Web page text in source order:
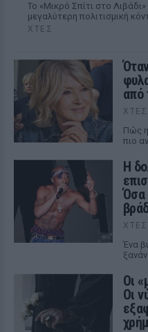
Το «Μικρό Σπίτι στο
μεγαλύτερη πολιτισμική
ΧΤΕΣ
από
ΧΤΕΣ
Πώς
πιο
Η
Όσα
ΧΤΕΣ
Ένα
Οι
Οι